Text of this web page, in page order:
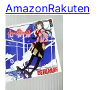
AmazonRakuten